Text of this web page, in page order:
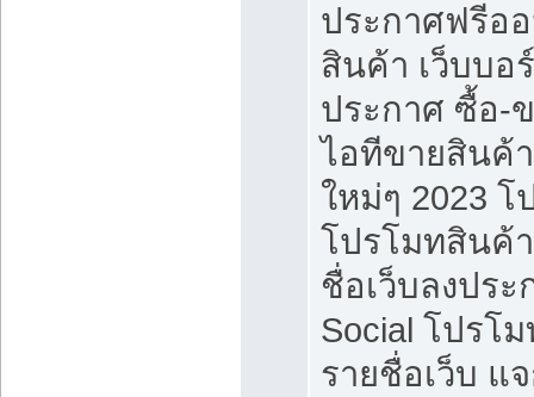
ประกาศฟรีอ
สินค้า เว็บบอ
ประกาศ ซื้อ-
ไอทีขายสินค้
ใหม่ๆ 2023
โปรโมทสินค้
ชื่อเว็บลงปร
Social โปรโ
รายชื่อเว็บ แ